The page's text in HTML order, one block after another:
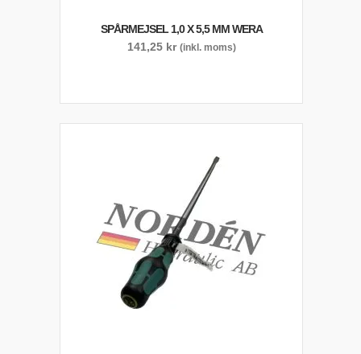
SPÅRMEJSEL 1,0 X 5,5 MM WERA
141,25 kr (inkl. moms)